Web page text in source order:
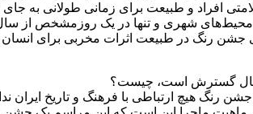
افراد و طبیعت برای زمانی طولانی
شهری و تنها در یک روزمشخص از سال
جشن رنگ در طبیعت اثرات مخربی برای
حال گسترش است، چیست؟
هیچ ارتباطی با فرهنگ و تاریخ ایران